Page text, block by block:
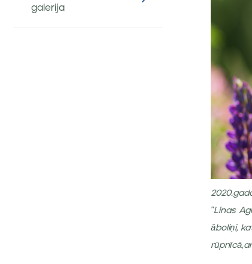
galerija
"Linas
āboliņi,